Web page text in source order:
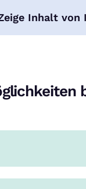
Inhalt von